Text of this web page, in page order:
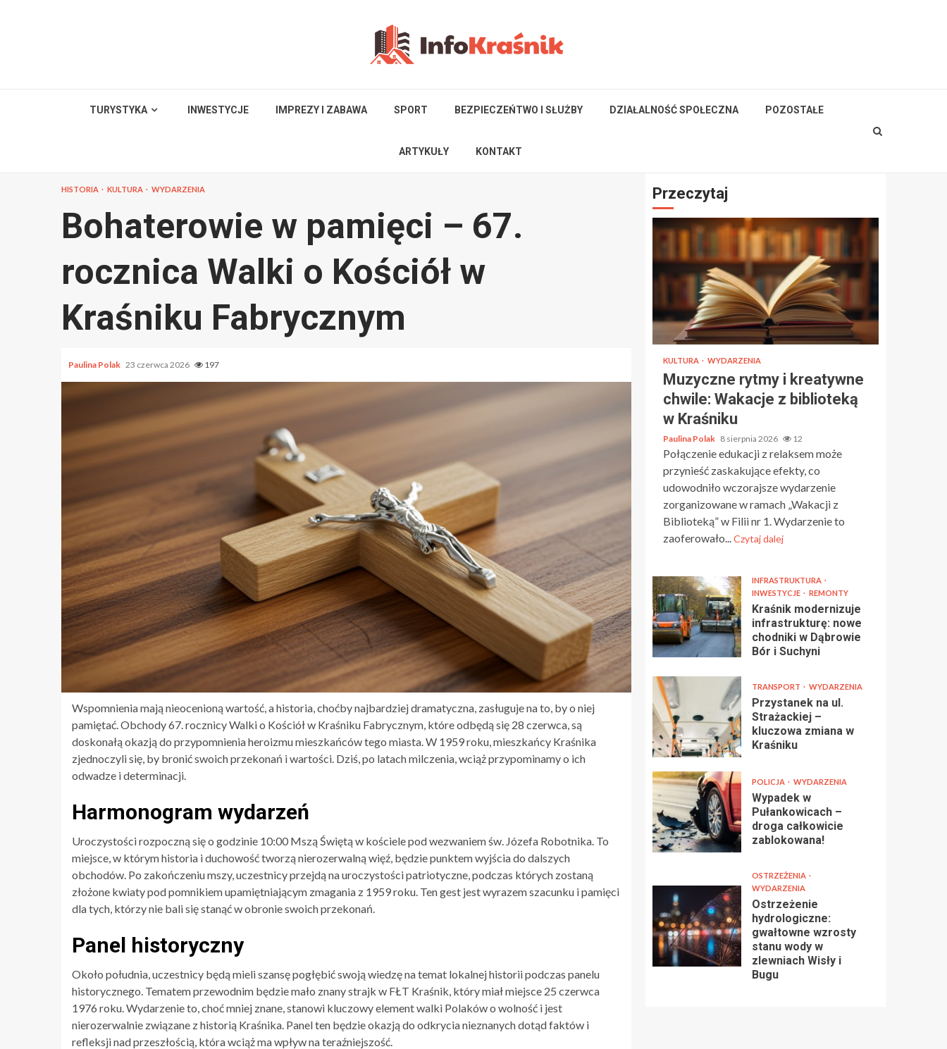
TURYSTYKA INWESTYCJE IMPREZY I ZABAWA SPORT BEZPIECZEŃTWO I SŁUŻBY DZIAŁALNOŚĆ SPOŁECZNA POZOSTAŁE
ARTYKUŁY KONTAKT
HISTORIA KULTURA WYDARZENIA
Bohaterowie w pamięci – 67.
rocznica Walki o Kościół w
Kraśniku Fabrycznym
Paulina Polak 23 czerwca 2026 197
Wspomnienia mają nieocenioną wartość, a historia, choćby najbardziej dramatyczna, zasługuje na to, by o niej
pamiętać. Obchody 67. rocznicy Walki o Kościół w Kraśniku Fabrycznym, które odbędą się 28 czerwca, są
doskonałą okazją do przypomnienia heroizmu mieszkańców tego miasta. W 1959 roku, mieszkańcy Kraśnika
zjednoczyli się, by bronić swoich przekonań i wartości. Dziś, po latach milczenia, wciąż przypominamy o ich
odwadze i determinacji.
Harmonogram wydarzeń
Uroczystości rozpoczną się o godzinie 10:00 Mszą Świętą w kościele pod wezwaniem św. Józefa Robotnika. To
miejsce, w którym historia i duchowość tworzą nierozerwalną więź, będzie punktem wyjścia do dalszych
obchodów. Po zakończeniu mszy, uczestnicy przejdą na uroczystości patriotyczne, podczas których zostaną
złożone kwiaty pod pomnikiem upamiętniającym zmagania z 1959 roku. Ten gest jest wyrazem szacunku i pamięci
dla tych, którzy nie bali się stanąć w obronie swoich przekonań.
Panel historyczny
Około południa, uczestnicy będą mieli szansę pogłębić swoją wiedzę na temat lokalnej historii podczas panelu
historycznego. Tematem przewodnim będzie mało znany strajk w FŁT Kraśnik, który miał miejsce 25 czerwca
1976 roku. Wydarzenie to, choć mniej znane, stanowi kluczowy element walki Polaków o wolność i jest
nierozerwalnie związane z historią Kraśnika. Panel ten będzie okazją do odkrycia nieznanych dotąd faktów i
refleksji nad przeszłością, która wciąż ma wpływ na teraźniejszość.
Przeczytaj
KULTURA WYDARZENIA
Muzyczne rytmy i kreatywne
chwile: Wakacje z biblioteką
w Kraśniku
Paulina Polak 8 sierpnia 2026 12
Połączenie edukacji z relaksem może
przynieść zaskakujące efekty, co
udowodniło wczorajsze wydarzenie
zorganizowane w ramach „Wakacji z
Biblioteką” w Filii nr 1. Wydarzenie to
zaoferowało...Czytaj dalej
INFRASTRUKTURA
INWESTYCJE
REMONTY
Kraśnik modernizuje
infrastrukturę: nowe
chodniki w Dąbrowie
Bór i Suchyni
TRANSPORT WYDARZENIA
Przystanek na ul.
Strażackiej –
kluczowa zmiana w
Kraśniku
POLICJA WYDARZENIA
Wypadek w
Pułankowicach –
droga całkowicie
zablokowana!
OSTRZEŻENIA
WYDARZENIA
Ostrzeżenie
hydrologiczne:
gwałtowne wzrosty
stanu wody w
zlewniach Wisły i
Bugu